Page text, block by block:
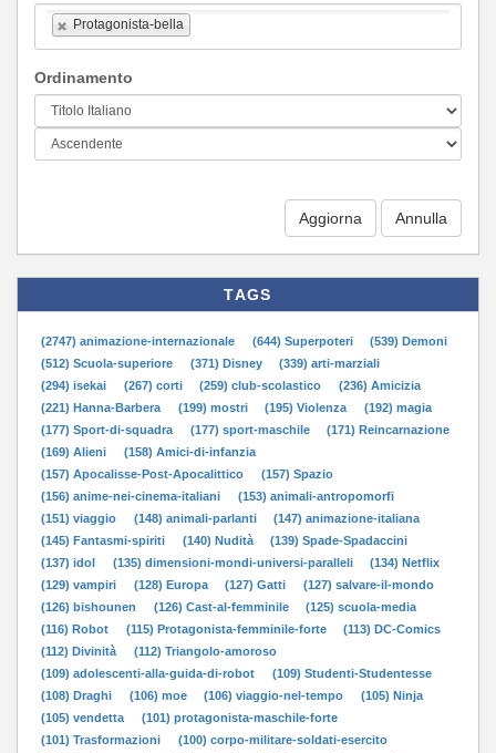
Protagonista-bella
Ordinamento
Aggiorna
TAGS
(2747) animazione-internazionale (644) Superpoteri
(539) Demoni
(512) Scuola-superiore
(371) Disney
(339) arti-marziali
(294) isekai
(267) corti (259) club-scolastico
(236) Amicizia
(221) Hanna-Barbera
(199) mostri (195) Violenza
(192) magia
(177) Sport-di-squadra
(177) sport-maschile
(171) Reincarnazione
(169) Alieni
(158) Amici-di-infanzia
(157) Apocalisse-Post-Apocalittico
(157) Spazio
(156) anime-nei-cinema-italiani
(153) animali-antropomorfi
(151) viaggio
(148) animali-parlanti
(147) animazione-italiana
(145) Fantasmi-spiriti
(140) Nudità
(139) Spade-Spadaccini
(137) idol
(135) dimensioni-mondi-universi-paralleli
(134) Netflix
(129) vampiri
(128) Europa (127) Gatti
(127) salvare-il-mondo
(126) bishounen
(126) Cast-al-femminile
(125) scuola-media
(116) Robot
(115) Protagonista-femminile-forte
(113) DC-Comics
(112) Divinità
(112) Triangolo-amoroso
(109) adolescenti-alla-guida-di-robot
(109) Studenti-Studentesse
(108) Draghi
(106) moe (106) viaggio-nel-tempo
(105) Ninja
(105) vendetta
(101) protagonista-maschile-forte
(101) Trasformazioni
(100) corpo-militare-soldati-esercito